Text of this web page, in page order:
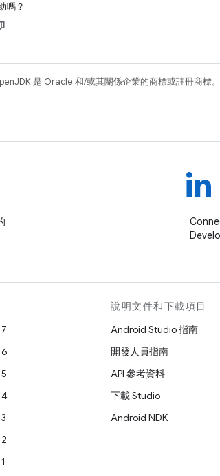
嗎？
是 Oracle 和/或其關係企業的商標或註冊商標。
說明文件和下載項目
Android Studio 指南
開發人員指南
API 參考資料
下載 Studio
Android NDK